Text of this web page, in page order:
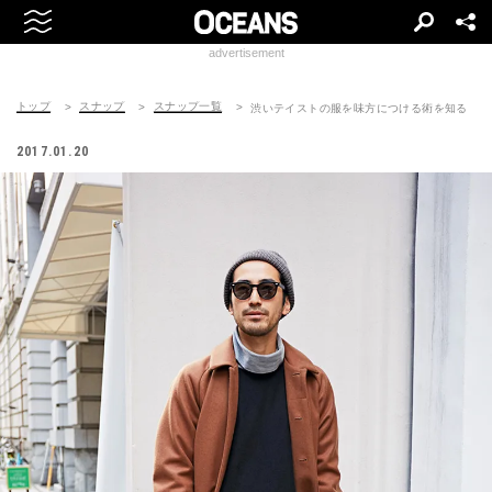
advertisement
トップ スナップ スナップ一覧 渋いテイストの服を味方につける術を知る
2017.01.20